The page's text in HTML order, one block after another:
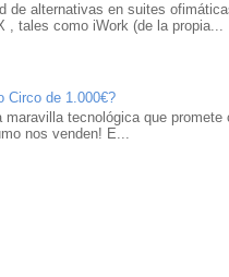
de alternativas en suites
, tales como iWork (de la propia...
Circo de 1.000€?
tecnológica que promete
nos venden! E...